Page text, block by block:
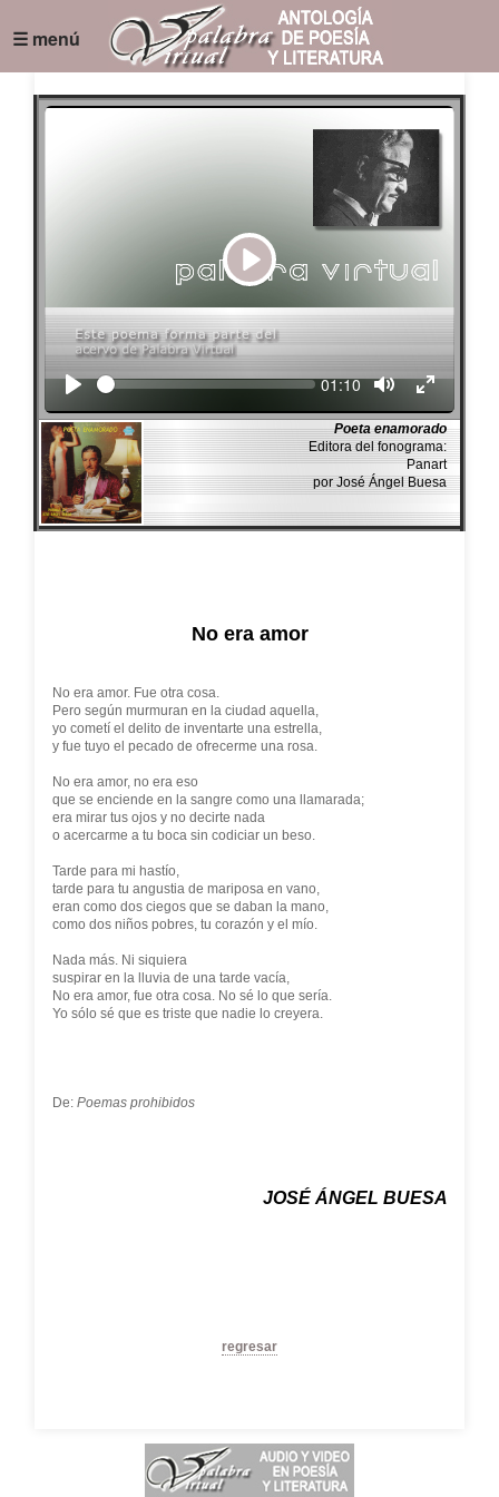
☰ menú
Play
Seek Current
01:10
Poeta enamorado
Editora del fonograma:
Panart
por José Ángel Buesa
No era amor
No era amor. Fue otra cosa.
Pero según murmuran en la ciudad aquella,
yo cometí el delito de inventarte una estrella,
y fue tuyo el pecado de ofrecerme una rosa.
No era amor, no era eso
que se enciende en la sangre como una llamarada;
era mirar tus ojos y no decirte nada
o acercarme a tu boca sin codiciar un beso.
Tarde para mi hastío,
tarde para tu angustia de mariposa en vano,
eran como dos ciegos que se daban la mano,
como dos niños pobres, tu corazón y el mío.
Nada más. Ni siquiera
suspirar en la lluvia de una tarde vacía,
No era amor, fue otra cosa. No sé lo que sería.
Yo sólo sé que es triste que nadie lo creyera.
De: Poemas prohibidos
JOSÉ ÁNGEL BUESA
regresar